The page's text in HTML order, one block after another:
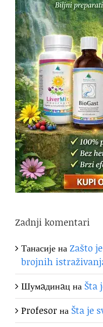
Zadnji komentari
ТанасијенаZašto
brojnih
Шумaдинaцна Šta
Profesorна Šta je